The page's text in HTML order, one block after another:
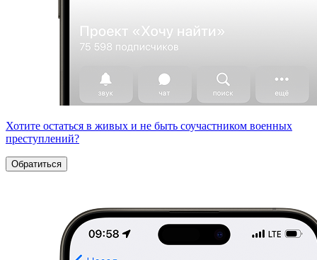
Хотите остаться в живых и не быть соучастником военных
преступлений?
Обратиться